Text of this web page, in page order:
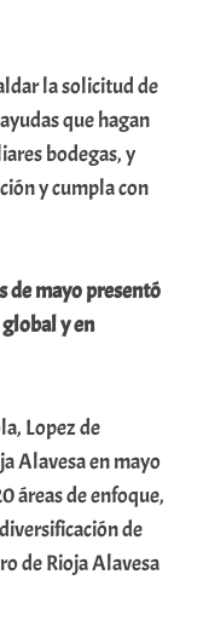
la solicitud de
que hagan
bodegas, y
y cumpla con
de mayo presentó
y en
Lopez de
Alavesa en mayo
áreas de enfoque,
de
de Rioja Alavesa